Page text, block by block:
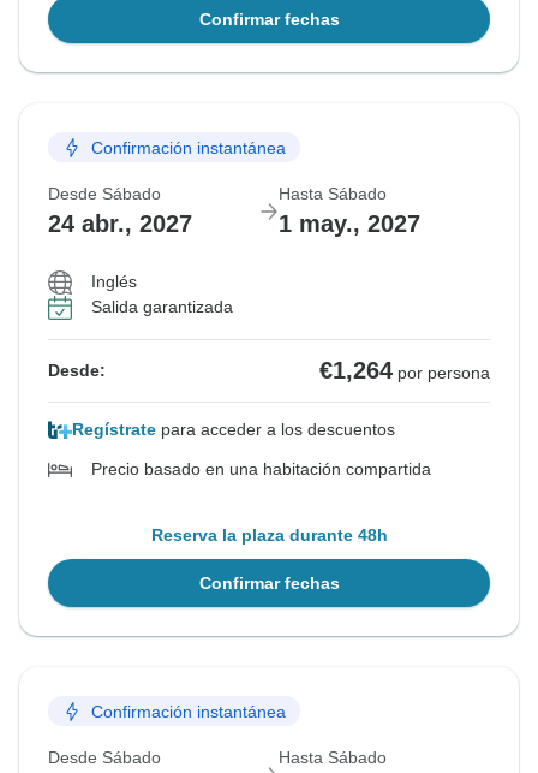
Confirmar fechas
Confirmación instantánea
Desde Sábado
24 abr., 2027
Hasta Sábado
1 may., 2027
Inglés
Salida garantizada
Desde: €1,264 por persona
Regístrate para acceder a los descuentos
Precio basado en una habitación compartida
Reserva la plaza durante 48h
Confirmar fechas
Confirmación instantánea
Desde Sábado Hasta Sábado